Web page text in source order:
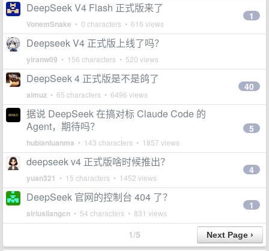
DeepSeek V4 Flash 正式版来了
VonemSnake • 0 characters • 616 views
1
Deepseek V4 正式版上线了吗？
yiranw09 • 156 characters • 520 views
DeepSeek 4 正式版是不是鸽了
aimuz • 65 characters • 6496 views
40
据说 DeepSeek 在搞对标 Claude Code 的
Agent，期待吗？
hubianluanma • 143 characters • 1857 views
5
deepseek v4 正式版啥时候推出？
yuan321 • 15 characters • 1452 views
4
DeepSeek 官网的控制台 404 了？
siriusliangcn • 54 characters • 831 views
1
1/5